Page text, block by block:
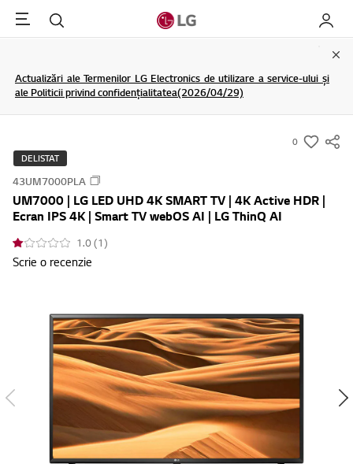
Menu Cautare My LG
Actualizări ale Termenilor LG Electronics de utilizare a service-ului și
ale Politicii privind confidențialitatea(2026/04/29)
0
s
m
DELISTAT
43UM7000PLA
UM7000 | LG LED UHD 4K SMART TV | 4K Active HDR |
Ecran IPS 4K | Smart TV webOS AI | LG ThinQ AI
1.0 (1)
Scrie o recenzie